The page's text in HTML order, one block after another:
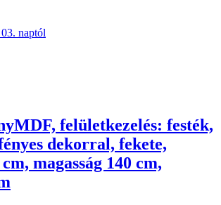
naptól
MDF, felületkezelés: festék,
dekorral, fekete,
cm, magasság 140 cm,